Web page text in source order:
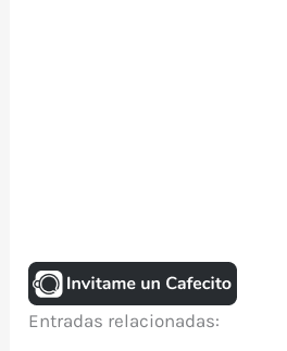
Entradas relacionadas: